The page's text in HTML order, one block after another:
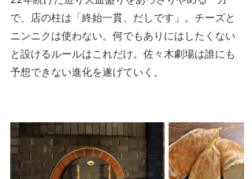
で、店の柱は「終始一貫、だしです」。チーズと
ニンニクは使わない。何でもありにはしたくない
と設けるルールはこれだけ。佐々木劇場は誰にも
予想できない進化を遂げていく。